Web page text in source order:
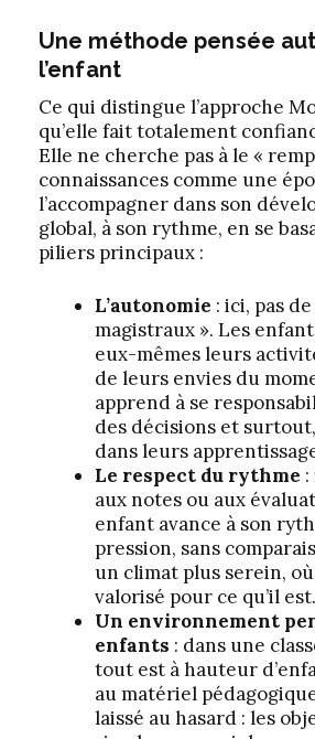
Une méthode pensée
l’enfant
Ce qui distingue l’approche
qu’elle fait totalement
Elle ne cherche pas à le «
connaissances comme une
l’accompagner dans son
global, à son rythme, en se
piliers principaux :
L’autonomie : ici, pas
magistraux ». Les
eux-mêmes leurs
de leurs envies du
apprend à se
des décisions et
dans leurs
Le respect du rythme
aux notes ou aux
enfant avance à son
pression, sans
un climat plus serein,
valorisé pour ce qu’il est.
Un environnement
enfants : dans une
tout est à hauteur
au matériel
laissé au hasard : les